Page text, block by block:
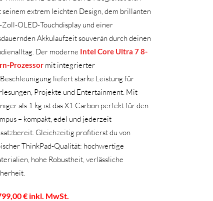
seinem extrem leichten Design, dem brillanten
und einer
Akkulaufzeit souverän durch deinen
Der moderne Intel Core Ultra 7 8-
Prozessor mit integrierter
liefert starke Leistung für
Projekte und Entertainment. Mit
als 1 kg ist das X1 Carbon perfekt für den
– kompakt, edel und jederzeit
Gleichzeitig profitierst du von
ThinkPad‑Qualität: hochwertige
hohe Robustheit, verlässliche
€ inkl. MwSt.